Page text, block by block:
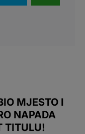
MJESTO I
NAPADA
TITULU!